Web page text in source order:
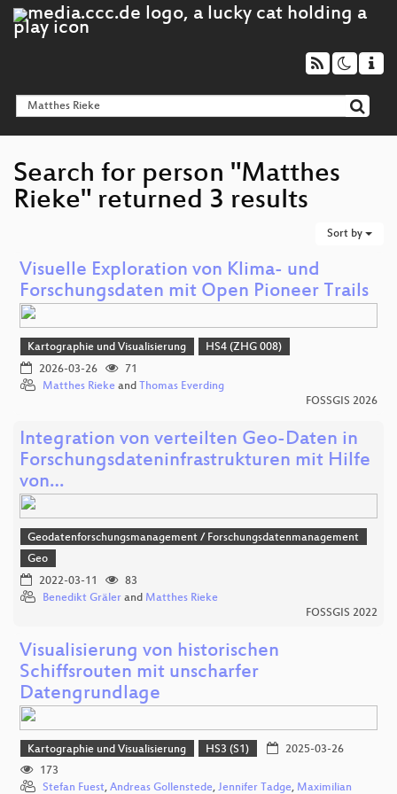
Search for person "Matthes
Rieke" returned 3 results
Sort by
Visuelle Exploration von Klima- und
Forschungsdaten mit Open Pioneer Trails
Kartographie und Visualisierung
HS4 (ZHG 008)
2026-03-26
71
Matthes Rieke and Thomas Everding
FOSSGIS 2026
Integration von verteilten Geo-Daten in
Forschungsdateninfrastrukturen mit Hilfe
von…
Geodatenforschungsmanagement / Forschungsdatenmanagement
Geo
2022-03-11
83
Benedikt Gräler and Matthes Rieke
FOSSGIS 2022
Visualisierung von historischen
Schiffsrouten mit unscharfer
Datengrundlage
Kartographie und Visualisierung HS3 (S1)
2025-03-26
173
Stefan Fuest, Andreas Gollenstede, Jennifer Tadge, Maximilian